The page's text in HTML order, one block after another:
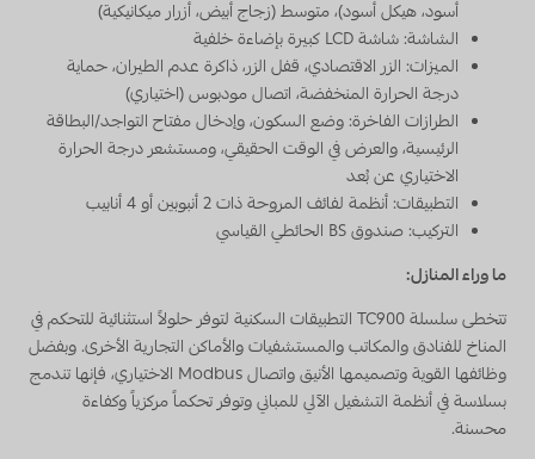
أسود، هيكل أسود)، متوسط (زجاج أبيض، أزرار ميكانيكية)
الشاشة: شاشة LCD كبيرة بإضاءة خلفية
الميزات: الزر الاقتصادي، قفل الزر، ذاكرة عدم الطيران، حماية
درجة الحرارة المنخفضة، اتصال مودبوس (اختياري)
الطرازات الفاخرة: وضع السكون، وإدخال مفتاح التواجد/البطاقة
الرئيسية، والعرض في الوقت الحقيقي، ومستشعر درجة الحرارة
الاختياري عن بُعد
التطبيقات: أنظمة لفائف المروحة ذات 2 أنبوبين أو 4 أنابيب
التركيب: صندوق BS الحائطي القياسي
ما وراء المنازل:
تتخطى سلسلة TC900 التطبيقات السكنية لتوفر حلولاً استثنائية للتحكم في
المناخ للفنادق والمكاتب والمستشفيات والأماكن التجارية الأخرى. وبفضل
وظائفها القوية وتصميمها الأنيق واتصال Modbus الاختياري، فإنها تندمج
بسلاسة في أنظمة التشغيل الآلي للمباني وتوفر تحكماً مركزياً وكفاءة
محسنة.